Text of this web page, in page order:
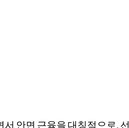
안면 근육을 대칭적으로,